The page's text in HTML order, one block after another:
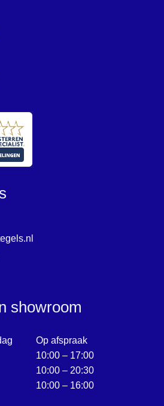
showroom
Op afspraak
10:00 – 17:00
10:00 – 20:30
10:00 – 16:00